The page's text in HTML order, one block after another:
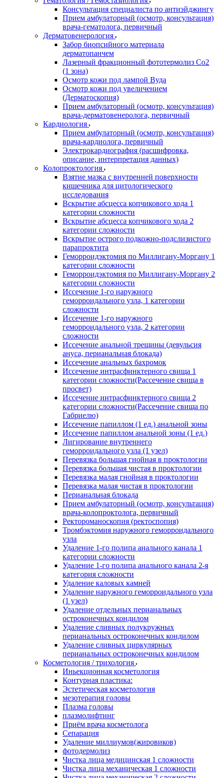
Консультация специалиста по антиэйджингу
Прием амбулаторный (осмотр, консультация)
врача-гематолога, первичный
Дерматовенерология
Забор биопсийного материала
дерматопанчем
Лазерный фракционный фототермолиз Со2
(1 зона)
Осмотр кожи под лампой Вуда
Осмотр кожи под увеличением
(Дерматоскопия)
Прием амбулаторный (осмотр, консультация)
врача-дерматовенеролога, первичный
Кардиология
Прием амбулаторный (осмотр, консультация)
врача-кардиолога, первичный
Электрокардиография (расшифровка,
описание, интерпретация данных)
Колопроктология
Взятие мазка с внутренней поверхности
кишечника для цитологического
исследования
Вскрытие абсцесса копчикового хода 1
категории сложности
Вскрытие абсцесса копчикового хода 2
категории сложности
Вскрытие острого подкожно-подслизистого
парапроктита
Геморроидэктомия по Миллигану-Моргану 1
категории сложности
Геморроидэктомия по Миллигану-Моргану 2
категории сложности
Иссечение 1-го наружного
геморроидального узла, 1 категории
сложности
Иссечение 1-го наружного
геморроидального узла, 2 категории
сложности
Иссечение анальной трещины (девульсия
ануса, перианальная блокада)
Иссечение анальных бахромок
Иссечение интрасфинктерного свища 1
категории сложности(Рассечение свища в
просвет)
Иссечение интрасфинктерного свища 2
категории сложности(Рассечение свища по
Габриелю)
Иссечение папиллом (1 ед.) анальной зоны
Иссечение папиллом анальной зоны (1 ед.)
Лигирование внутреннего
геморроидального узла (1 узел)
Перевязка большая гнойная в проктологии
Перевязка большая чистая в проктологии
Перевязка малая гнойная в проктологии
Перевязка малая чистая в проктологии
Перианальная блокада
Прием амбулаторный (осмотр, консультация)
врача-колопроктолога, первичный
Ректороманоскопия (ректоспопия)
Тромбэктомия наружного геморроидального
узла
Удаление 1-го полипа анального канала 1
категории сложности
Удаление 1-го полипа анального канала 2-я
категория сложности
Удаление каловых камней
Удаление наружного геморроидального узла
(1 узел)
Удаление отдельных перианальных
остроконечных кондилом
Удаление сливных полукружных
перианальных остроконечных кондилом
Удаление сливных циркулярных
перианальных остроконечных кондилом
Косметология / трихология
Иньекционная косметология
Контурная пластика:
Эстетическая косметология
мезотерапия головы
Плазма головы
плазмолифтинг
Приём врача косметолога
Сепарация
Удаление миллиумов(жировиков)
фотодермолиз
Чистка лица медицинская 1 сложности
Чистка лица механическая 1 сложности